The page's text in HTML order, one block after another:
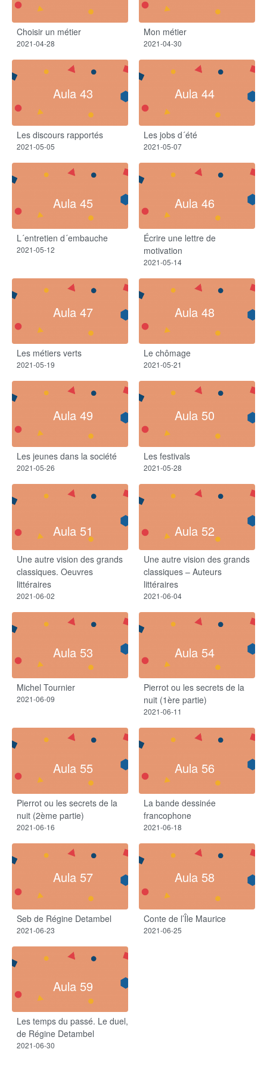
Choisir un métier
2021-04-28
Mon métier
2021-04-30
Aula 43
Les discours rapportés
2021-05-05
Aula 44
Les jobs d´été
2021-05-07
Aula 45
L´entretien d´embauche
2021-05-12
Aula 46
Écrire une lettre de
motivation
2021-05-14
Aula 47
Les métiers verts
2021-05-19
Aula 48
Le chômage
2021-05-21
Aula 49
Les jeunes dans la société
2021-05-26
Aula 50
Les festivals
2021-05-28
Aula 51
Une autre vision des grands
classiques. Oeuvres
littéraires
2021-06-02
Aula 52
Une autre vision des grands
classiques – Auteurs
littéraires
2021-06-04
Aula 53
Michel Tournier
2021-06-09
Aula 54
Pierrot ou les secrets de la
nuit (1ère partie)
2021-06-11
Aula 55
Pierrot ou les secrets de la
nuit (2ème partie)
2021-06-16
Aula 56
La bande dessinée
francophone
2021-06-18
Aula 57
Seb de Régine Detambel
2021-06-23
Aula 58
Conte de l’Île Maurice
2021-06-25
Aula 59
Les temps du passé. Le duel,
de Régine Detambel
2021-06-30